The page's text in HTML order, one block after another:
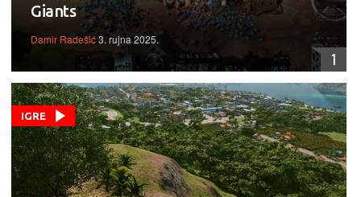
Giants
Damir Radešić3. rujna 2025.
1
IGRE